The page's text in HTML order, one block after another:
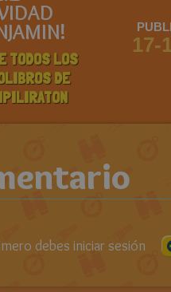
TODOS LOS
DE
17-
debes iniciar sesión